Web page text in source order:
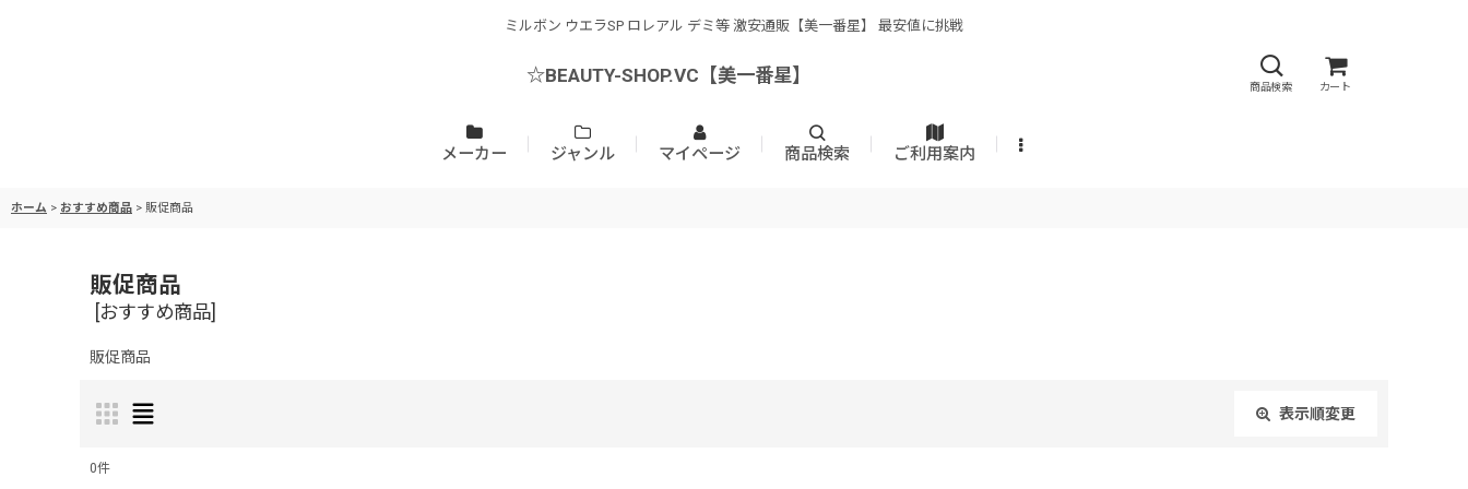
ミルボン ウエラSP ロレアル デミ等 激安通販【美一番星】 最安値に挑戦
☆BEAUTY-SHOP.VC【美一番星】
商品検索 カート
メーカー ジャンル マイページ 商品検索 ご利用案内
ホーム > おすすめ商品 > 販促商品
販促商品
おすすめ商品
販促商品
表示順変更
0件